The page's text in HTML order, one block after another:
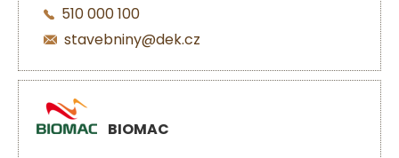
510 000 100
stavebniny@dek.cz
BIOMAC